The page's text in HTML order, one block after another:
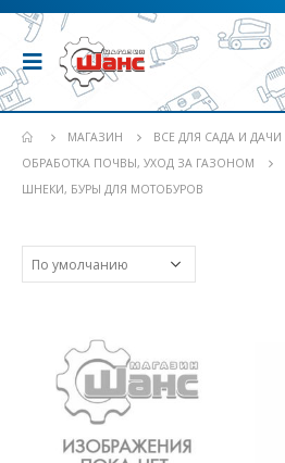
МАГАЗИН
ВСЕ ДЛЯ САДА И ДАЧИ
ОБРАБОТКА ПОЧВЫ, УХОД ЗА ГАЗОНОМ
ШНЕКИ, БУРЫ ДЛЯ МОТОБУРОВ